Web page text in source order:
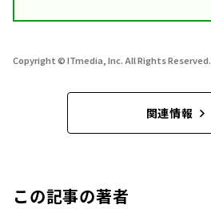
Copyright © ITmedia, Inc. All Rights Reserved.
関連情報
この記事の著者